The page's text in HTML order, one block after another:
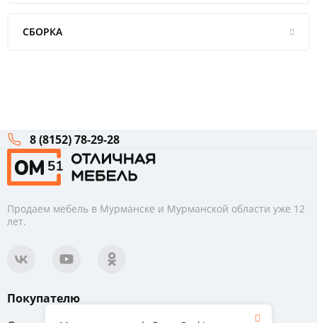
СБОРКА
8 (8152) 78-29-28
Продаем мебель в Мурманске и Мурманской области уже 12
лет.
Покупателю